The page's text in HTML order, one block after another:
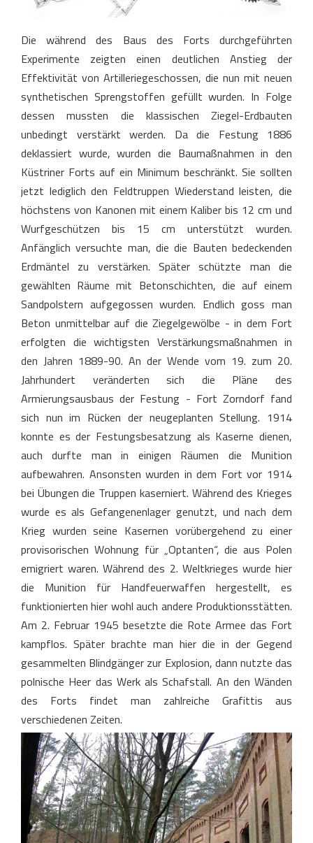
Die während des Baus des Forts durchgeführten
Experimente zeigten einen deutlichen Anstieg der
Effektivität von Artilleriegeschossen, die nun mit neuen
synthetischen Sprengstoffen gefüllt wurden. In Folge
dessen mussten die klassischen Ziegel-Erdbauten
unbedingt verstärkt werden. Da die Festung 1886
deklassiert wurde, wurden die Baumaßnahmen in den
Küstriner Forts auf ein Minimum beschränkt. Sie sollten
jetzt lediglich den Feldtruppen Wiederstand leisten, die
höchstens von Kanonen mit einem Kaliber bis 12 cm und
Wurfgeschützen bis 15 cm unterstützt wurden.
Anfänglich versuchte man, die die Bauten bedeckenden
Erdmäntel zu verstärken. Später schützte man die
gewählten Räume mit Betonschichten, die auf einem
Sandpolstern aufgegossen wurden. Endlich goss man
Beton unmittelbar auf die Ziegelgewölbe - in dem Fort
erfolgten die wichtigsten Verstärkungsmaßnahmen in
den Jahren 1889-90. An der Wende vom 19. zum 20.
Jahrhundert veränderten sich die Pläne des
Armierungsausbaus der Festung - Fort Zorndorf fand
sich nun im Rücken der neugeplanten Stellung. 1914
konnte es der Festungsbesatzung als Kaserne dienen,
auch durfte man in einigen Räumen die Munition
aufbewahren. Ansonsten wurden in dem Fort vor 1914
bei Übungen die Truppen kaserniert. Während des Krieges
wurde es als Gefangenenlager genutzt, und nach dem
Krieg wurden seine Kasernen vorübergehend zu einer
provisorischen Wohnung für „Optanten“, die aus Polen
emigriert waren. Während des 2. Weltkrieges wurde hier
die Munition für Handfeuerwaffen hergestellt, es
funktionierten hier wohl auch andere Produktionsstätten.
Am 2. Februar 1945 besetzte die Rote Armee das Fort
kampflos. Später brachte man hier die in der Gegend
gesammelten Blindgänger zur Explosion, dann nutzte das
polnische Heer das Werk als Schafstall. An den Wänden
des Forts findet man zahlreiche Grafittis aus
verschiedenen Zeiten.